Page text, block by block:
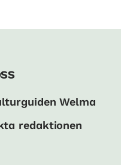
Welma
redaktionen